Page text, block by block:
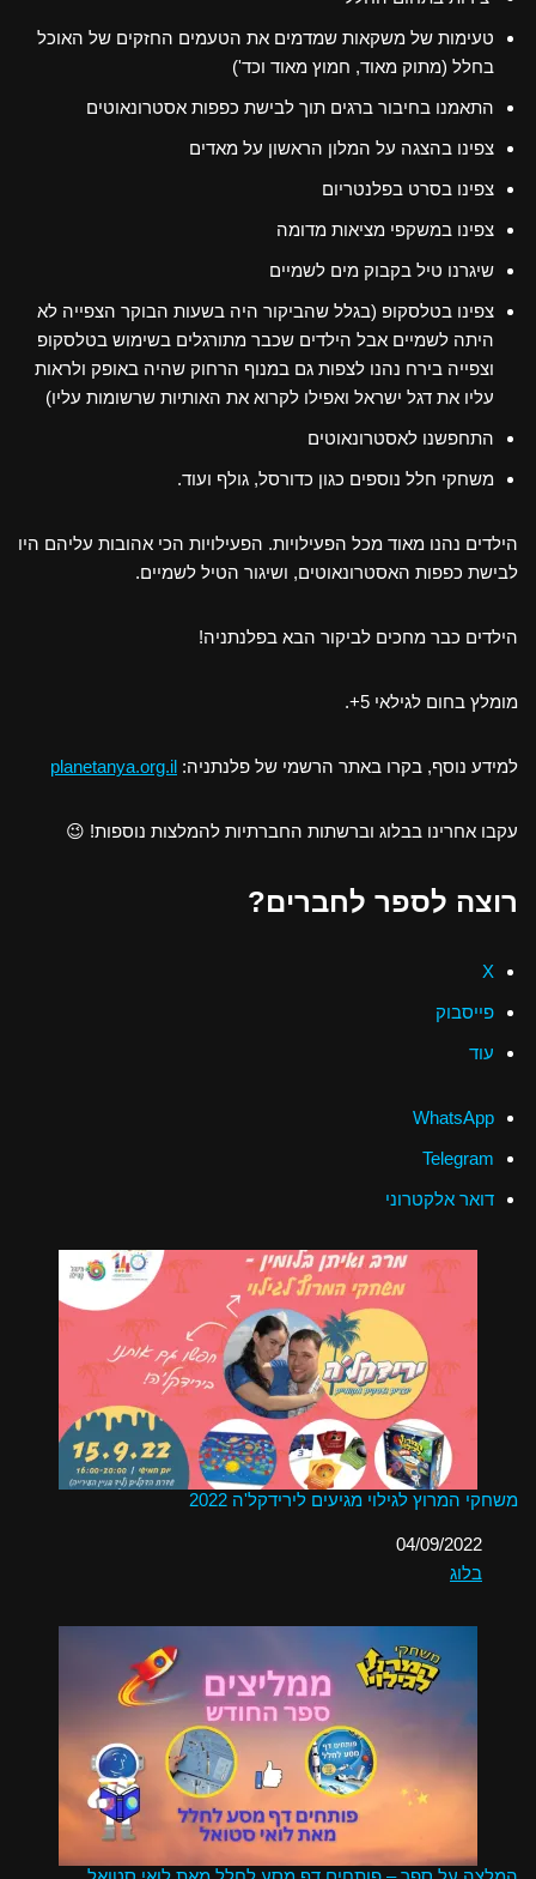
טעימות של משקאות שמדמים את הטעמים החזקים של האוכל
בחלל (מתוק מאוד, חמוץ מאוד וכד')
התאמנו בחיבור ברגים תוך לבישת כפפות אסטרונאוטים
צפינו בהצגה על המלון הראשון על מאדים
צפינו בסרט בפלנטריום
צפינו במשקפי מציאות מדומה
שיגרנו טיל בקבוק מים לשמיים
צפינו בטלסקופ (בגלל שהביקור היה בשעות הבוקר הצפייה לא
היתה לשמיים אבל הילדים שכבר מתורגלים בשימוש בטלסקופ
וצפייה בירח נהנו לצפות גם במנוף הרחוק שהיה באופק ולראות
עליו את דגל ישראל ואפילו לקרוא את האותיות שרשומות עליו)
התחפשנו לאסטרונאוטים
משחקי חלל נוספים כגון כדורסל, גולף ועוד.
הילדים נהנו מאוד מכל הפעילויות. הפעילויות הכי אהובות עליהם היו
לבישת כפפות האסטרונאוטים, ושיגור הטיל לשמיים.
הילדים כבר מחכים לביקור הבא בפלנתניה!
מומלץ בחום לגילאי 5+.
למידע נוסף, בקרו באתר הרשמי של פלנתניה: planetanya.org.il
עקבו אחרינו בבלוג וברשתות החברתיות להמלצות נוספות! 😉
רוצה לספר לחברים?
X
פייסבוק
עוד
WhatsApp
Telegram
דואר אלקטרוני
משחקי המרוץ לגילוי מגיעים לירידקל'ה 2022
תאריך04/09/2022
בהקשר ל-
בלוג